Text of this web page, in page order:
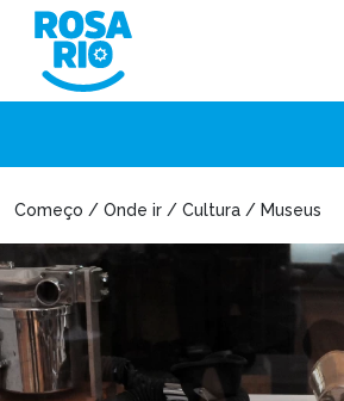
Começo / Onde ir / Cultura / Museus